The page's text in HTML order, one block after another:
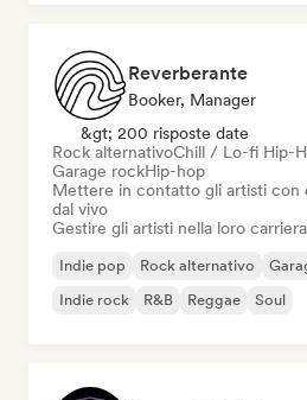
Reverberante
Booker, Manager
&gt; 200 risposte date
Rock alternativoChill / Lo-fi Hip-
Garage rockHip-hop
Mettere in contatto gli artisti con
dal vivo
Gestire gli artisti nella loro carriera
Indie pop Rock alternativo
Indie rock
R&B Reggae Soul